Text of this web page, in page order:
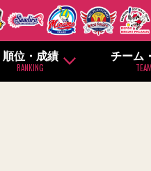
順位・成績
RANKING
チーム
TEAM